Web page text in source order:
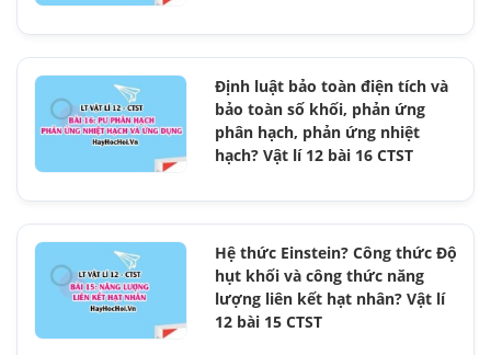
Định luật bảo toàn điện tích và
bảo toàn số khối, phản ứng
phân hạch, phản ứng nhiệt
hạch? Vật lí 12 bài 16 CTST
Hệ thức Einstein? Công thức Độ
hụt khối và công thức năng
lượng liên kết hạt nhân? Vật lí
12 bài 15 CTST